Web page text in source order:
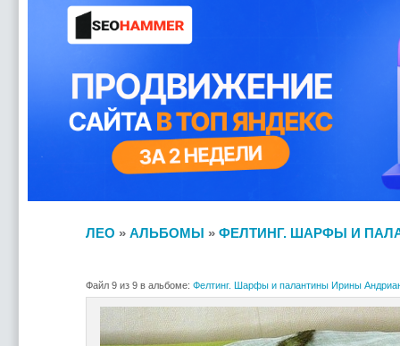
ЛЕО » АЛЬБОМЫ » ФЕЛТИНГ. ШАРФЫ И
Файл 9 из 9 в альбоме: Фелтинг. Шарфы и палантины Ирины